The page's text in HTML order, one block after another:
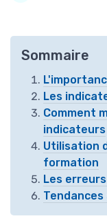
Sommaire
Les
Comment
indicateurs
Utilisation
formation
Les